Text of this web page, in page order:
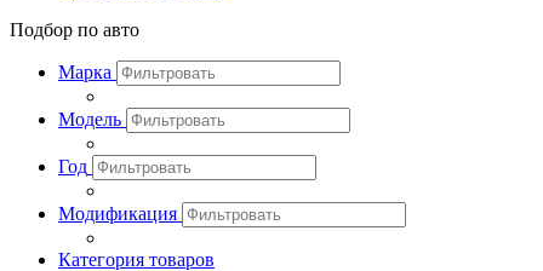
Подбор по авто
Марка
Модель
Год
Модификация
Категория товаров